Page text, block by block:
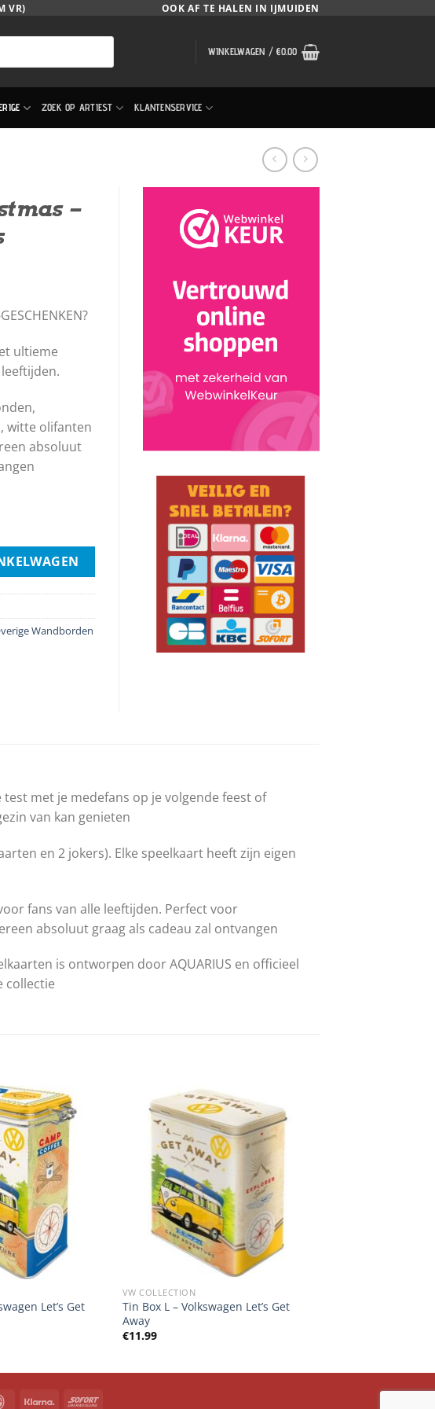
VR) OOK AF TE HALEN IN IJMUIDEN
WINKELWAGEN /€0.00
ZOEK OP ARTIEST KLANTENSERVICE
–
ultieme
witte olifanten
absoluut
aantal
Wandborden
test met je medefans op je volgende feest of
van kan genieten
en 2 jokers). Elke speelkaart heeft zijn eigen
voor fans van alle leeftijden. Perfect voor
absoluut graag als cadeau zal ontvangen
is ontworpen door AQUARIUS en officieel
collectie
Let’s Get
VW COLLECTION
Tin Box L – Volkswagen Let’s Get
Away
€11.99